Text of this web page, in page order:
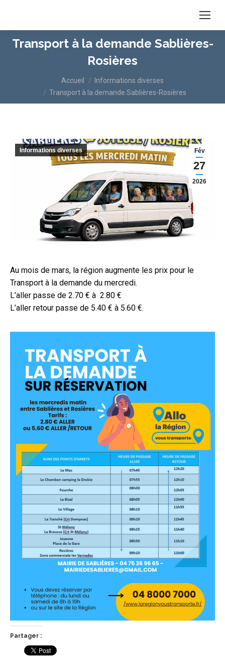
Transport à la demande Sablières-
Rosières
Accueil
Informations diverses
Transport à la demande Sablières-Rosières
Fév
27
2026
Informations diverses
Au mois de mars, la région augmente les prix pour le
Transport à la demande du mercredi.
L’aller passe de 2.70 € à 2.80 €
L’aller retour passe de 5.40 € à 5.60 €.
Partager :